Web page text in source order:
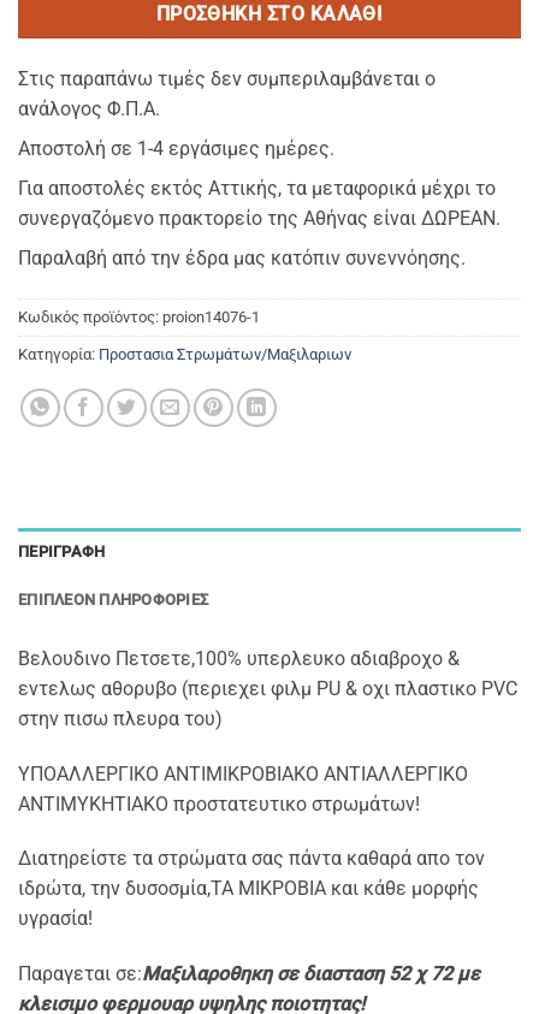
ΠΡΟΣΘΉΚΗ ΣΤΟ ΚΑΛΆΘΙ
Στις παραπάνω τιμές δεν συμπεριλαμβάνεται ο
ανάλογος Φ.Π.Α.
Αποστολή σε 1-4 εργάσιμες ημέρες.
Για αποστολές εκτός Αττικής, τα μεταφορικά μέχρι το
συνεργαζόμενο πρακτορείο της Αθήνας είναι ΔΩΡΕΑΝ.
Παραλαβή από την έδρα μας κατόπιν συνεννόησης.
Κωδικός προϊόντος: proion14076-1
Κατηγορία: Προστασια Στρωμάτων/Μαξιλαριων
ΠΕΡΙΓΡΑΦΉ
ΕΠΙΠΛΈΟΝ ΠΛΗΡΟΦΟΡΊΕΣ
Βελουδινο Πετσετε,100% υπερλευκο αδιαβροχο &
εντελως αθορυβο (περιεχει φιλμ PU & οχι πλαστικο PVC
στην πισω πλευρα του)
ΥΠΟΑΛΛΕΡΓΙΚΟ ΑΝΤΙΜΙΚΡΟΒΙΑΚΟ ΑΝΤΙΑΛΛΕΡΓΙΚΟ
ΑΝΤΙΜΥΚΗΤΙΑΚΟ προστατευτικο στρωμάτων!
Διατηρείστε τα στρώματα σας πάντα καθαρά απο τον
ιδρώτα, την δυσοσμία,ΤΑ ΜΙΚΡΟΒΙΑ και κάθε μορφής
υγρασία!
Παραγεται σε:Μαξιλαροθηκη σε διασταση 52 χ 72 με
κλεισιμο φερμουαρ υψηλης ποιοτητας!